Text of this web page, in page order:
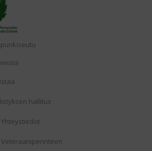
hallitus
Yhteystiedot
Veteraaniperinteen